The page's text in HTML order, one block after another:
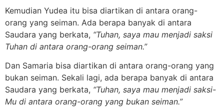
Kemudian Yudea itu bisa diartikan di antara orang-
orang yang seiman. Ada berapa banyak di antara
Saudara yang berkata, “Tuhan, saya mau menjadi saksi
Tuhan di antara orang-orang seiman.”
Dan Samaria bisa diartikan di antara orang-orang yang
bukan seiman. Sekali lagi, ada berapa banyak di antara
Saudara yang berkata, “Tuhan, saya mau menjadi saksi-
Mu di antara orang-orang yang bukan seiman.”